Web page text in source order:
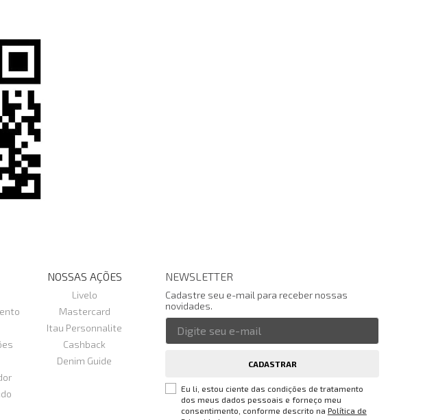
NOSSAS AÇÕES
Livelo
Mastercard
Itau Personnalite
Cashback
Denim Guide
NEWSLETTER
Cadastre seu e-mail para receber nossas
novidades.
CADASTRAR
Eu li, estou ciente das condições de tratamento
dos meus dados pessoais e forneço meu
consentimento, conforme descrito na Política de